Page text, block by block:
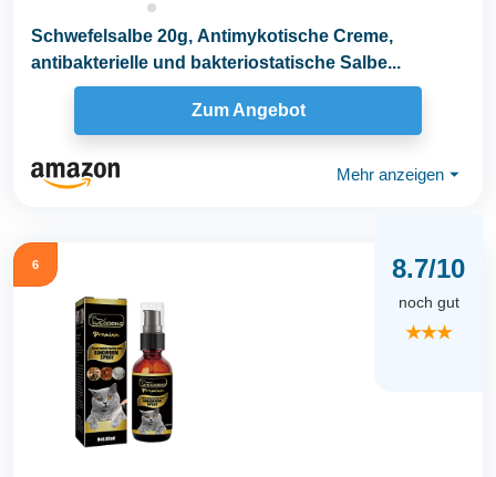
Schwefelsalbe 20g, Antimykotische Creme,
antibakterielle und bakteriostatische Salbe...
Zum Angebot
Mehr anzeigen ⏷
6 8.7/10
noch gut
★★★